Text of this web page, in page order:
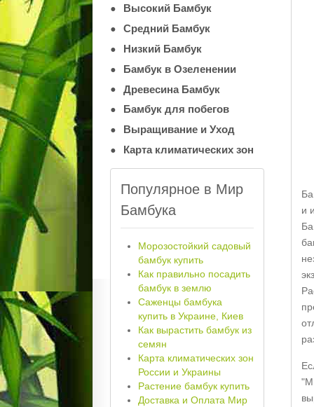
и
Высокий Бамбук
Средний Бамбук
Низкий Бамбук
Бамбук в Озеленении
Древесина Бамбук
Бамбук для побегов
Выращивание и Уход
Карта климатических зон
Популярное в Мир
Бамбука
Морозостойкий садовый
бамбук купить
Как правильно посадить
бамбук в землю
Саженцы бамбука
купить в Украине, Киев
Как вырастить бамбук из
семян
Карта климатических зон
России и Украины
Растение бамбук купить
Доставка и Оплата Мир